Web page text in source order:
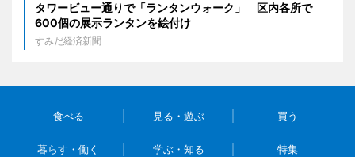
タワービュー通りで「ランタンウォーク」 区内各所で
600個の展示ランタンを絵付け
すみだ経済新聞
食べる 見る・遊ぶ 買う
暮らす・働く 学ぶ・知る 特集